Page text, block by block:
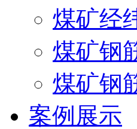
煤矿经
煤矿钢
煤矿钢
案例展示